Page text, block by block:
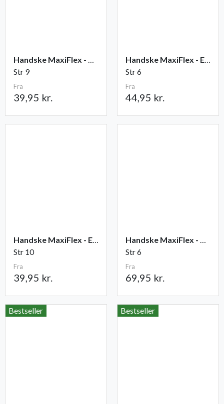
Handske MaxiFlex - Ultimate
Str 9
Fra
39,95 kr.
Handske MaxiFlex - Endurance
Str 6
Fra
44,95 kr.
Handske MaxiFlex - Elite
Str 10
Fra
39,95 kr.
Handske MaxiFlex - Cut
Str 6
Fra
69,95 kr.
Bestseller Bestseller